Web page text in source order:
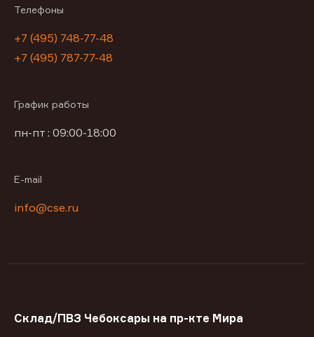
Телефоны
+7 (495) 748-77-48
+7 (495) 787-77-48
График работы
пн-пт : 09:00-18:00
E-mail
info@cse.ru
Склад/ПВЗ Чебоксары на пр-кте Мира